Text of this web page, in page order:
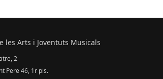
les Arts i Joventuts Musicals
2
Pere 46, 1r pis.